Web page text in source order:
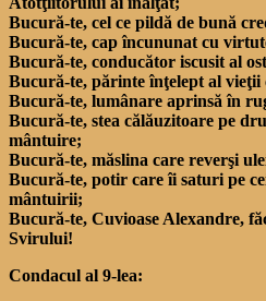
Bucură-te, cel ce pildă de bună
Bucură-te, cap încununat cu
Bucură-te, conducător iscusit al
Bucură-te, părinte înţelept al vieţii
Bucură-te, lumânare aprinsă în
Bucură-te, stea călăuzitoare pe
mântuire;
Bucură-te, măslina care reverşi
Bucură-te, potir care îi saturi pe
mântuirii;
Bucură-te, Cuvioase Alexandre,
Svirului!
Condacul al 9-lea: